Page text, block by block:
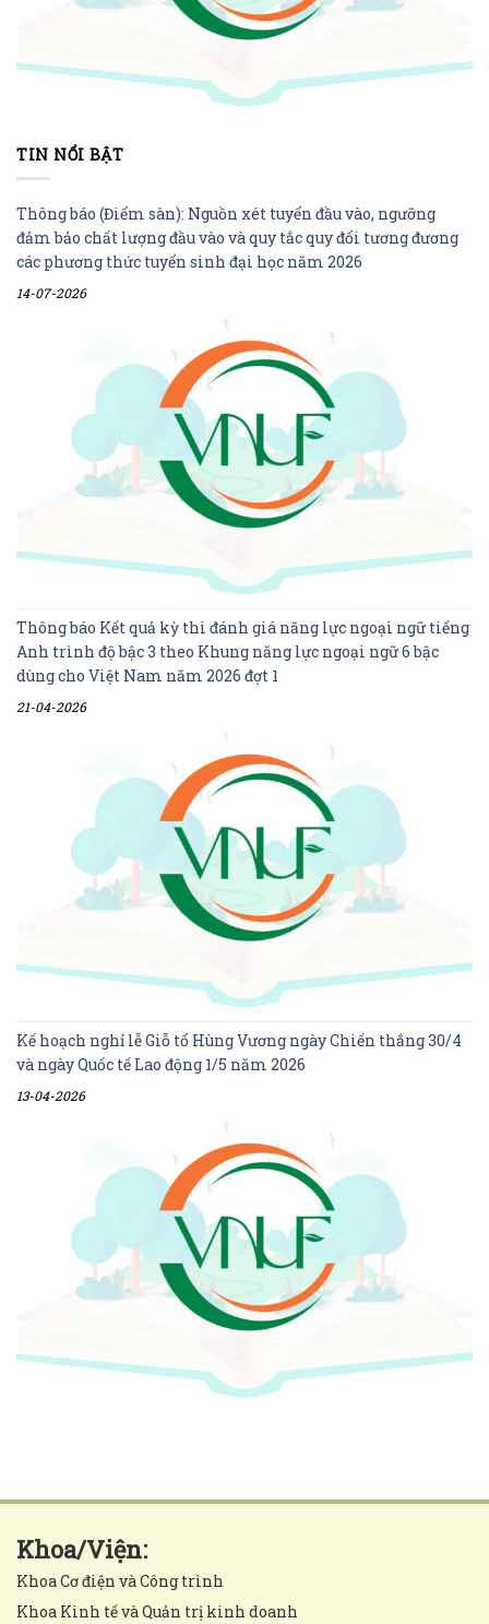
TIN NỔI BẬT
Thông báo (Điểm sàn): Nguồn xét tuyển đầu vào, ngưỡng
đảm bảo chất lượng đầu vào và quy tắc quy đổi tương đương
các phương thức tuyển sinh đại học năm 2026
14-07-2026
Thông báo Kết quả kỳ thi đánh giá năng lực ngoại ngữ tiếng
Anh trình độ bậc 3 theo Khung năng lực ngoại ngữ 6 bậc
dùng cho Việt Nam năm 2026 đợt 1
21-04-2026
Kế hoạch nghỉ lễ Giỗ tổ Hùng Vương ngày Chiến thắng 30/4
và ngày Quốc tế Lao động 1/5 năm 2026
13-04-2026
Khoa/Viện:
Khoa Cơ điện và Công trình
Khoa Kinh tế và Quản trị kinh doanh